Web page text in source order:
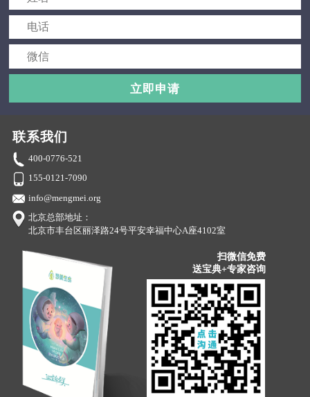
立即申请
联系我们
400-0776-521
155-0121-7090
info@mengmei.org
北京总部地址：
北京市丰台区丽泽路24号平安幸福中心A座4102室
扫微信免费
送宝典+专家咨询